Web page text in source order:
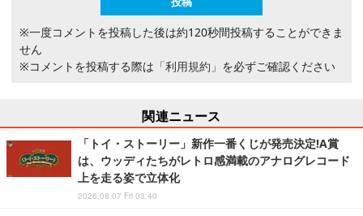
※一度コメントを投稿した後は約120秒間投稿することができま
せん
※コメントを投稿する際は 「利用規約」 を必ずご確認ください
関連ニュース
「トイ・ストーリー」新作一番くじが発売決定!A賞
は、ウッディたちがレトロ感満載のアナログレコード
上を走る姿で立体化
2026.08.07 Fri 03:40